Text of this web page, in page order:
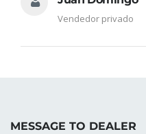
Vendedor privado
MESSAGE TO DEALER